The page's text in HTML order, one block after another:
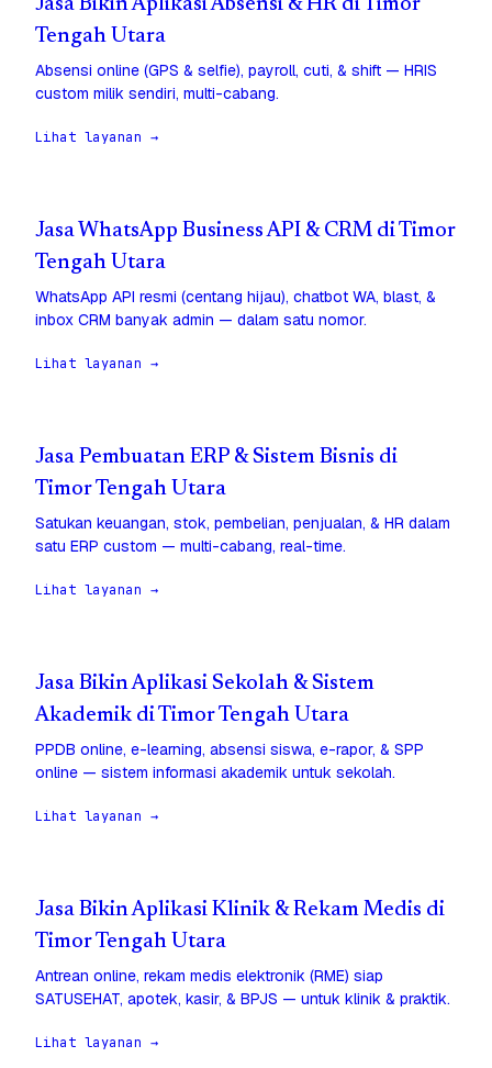
Jasa Bikin Aplikasi Absensi & HR di Timor
Tengah Utara
Absensi online (GPS & selfie), payroll, cuti, & shift — HRIS
custom milik sendiri, multi-cabang.
Lihat layanan →
Jasa WhatsApp Business API & CRM di Timor
Tengah Utara
WhatsApp API resmi (centang hijau), chatbot WA, blast, &
inbox CRM banyak admin — dalam satu nomor.
Lihat layanan →
Jasa Pembuatan ERP & Sistem Bisnis di
Timor Tengah Utara
Satukan keuangan, stok, pembelian, penjualan, & HR dalam
satu ERP custom — multi-cabang, real-time.
Lihat layanan →
Jasa Bikin Aplikasi Sekolah & Sistem
Akademik di Timor Tengah Utara
PPDB online, e-learning, absensi siswa, e-rapor, & SPP
online — sistem informasi akademik untuk sekolah.
Lihat layanan →
Jasa Bikin Aplikasi Klinik & Rekam Medis di
Timor Tengah Utara
Antrean online, rekam medis elektronik (RME) siap
SATUSEHAT, apotek, kasir, & BPJS — untuk klinik & praktik.
Lihat layanan →